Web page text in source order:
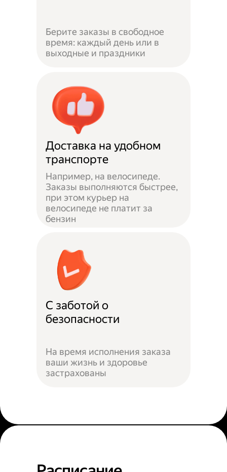
Берите заказы в свободное
время: каждый день или в
выходные и праздники
Доставка на удобном
транспорте
Например, на велосипеде.
Заказы выполняются быстрее,
при этом курьер на
велосипеде не платит за
бензин
С заботой о
безопасности
На время исполнения заказа
ваши жизнь и здоровье
застрахованы